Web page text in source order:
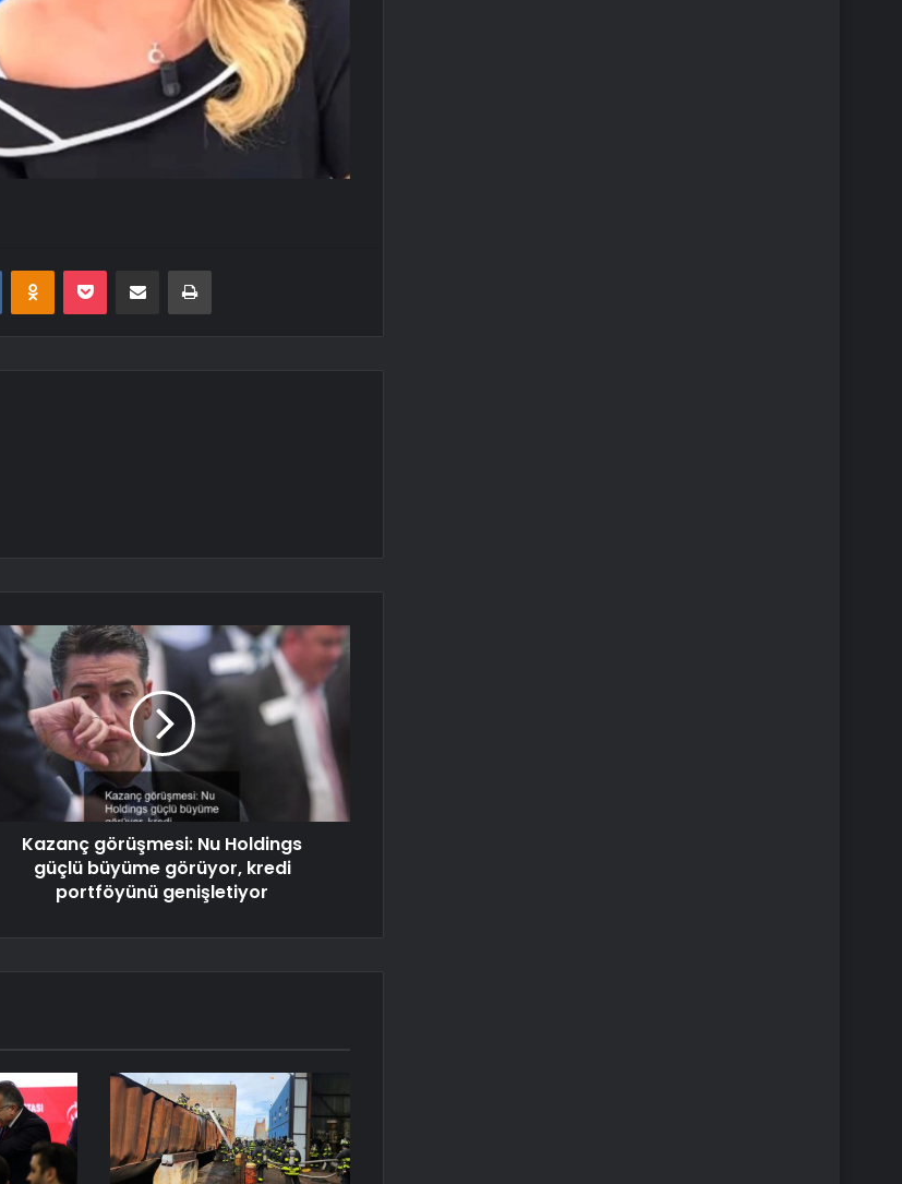
VKontakteOdnoklassniki
Pocket E-Posta ile paylaş Yazdır
Kazanç görüşmesi: Nu Holdings
güçlü büyüme görüyor, kredi
portföyünü genişletiyor